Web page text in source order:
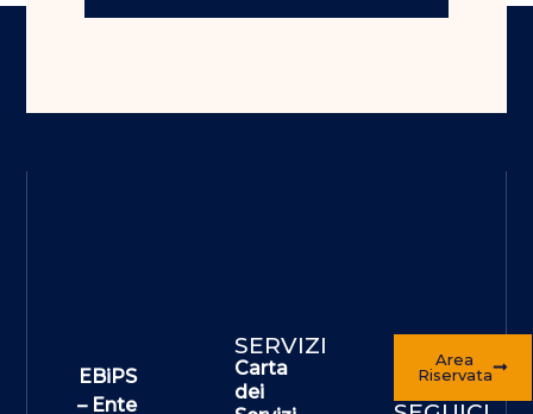
EBiPS
– Ente
SERVIZI
Carta
dei
Area
Riservata